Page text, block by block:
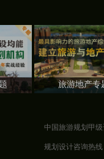
旅游地产专
中国旅游规划甲
规划设计咨询热线